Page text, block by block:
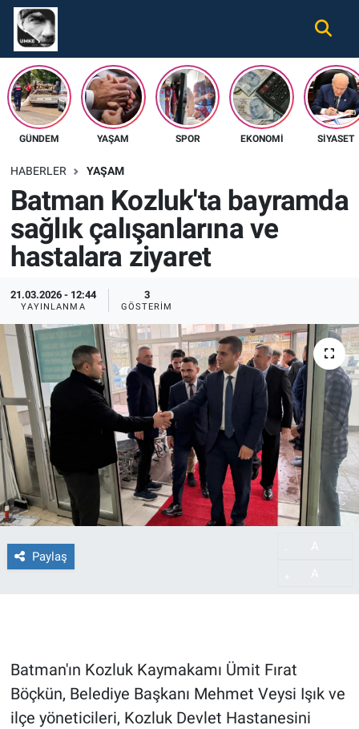
GÜNDEM YAŞAM SPOR EKONOMI SIYASET
HABERLER YAŞAM
Batman Kozluk'ta bayramda
sağlık çalışanlarına ve
hastalara ziyaret
21.03.2026 - 12:44
YAYINLANMA
3
GÖSTERIM
Paylaş
Batman'ın Kozluk Kaymakamı Ümit Fırat
Böçkün, Belediye Başkanı Mehmet Veysi Işık ve
ilçe yöneticileri, Kozluk Devlet Hastanesini
Gündem
Ekonomi
Spor
Tüm Haberler
İletişim
Künye
Nöbetçi Eczaneler
Hava Durumu
Namaz Vakitleri
Süper Lig Puan Durumu ve Fikstür
Tüm Manşetler
Son Dakika Haberleri
Haber Arşivi